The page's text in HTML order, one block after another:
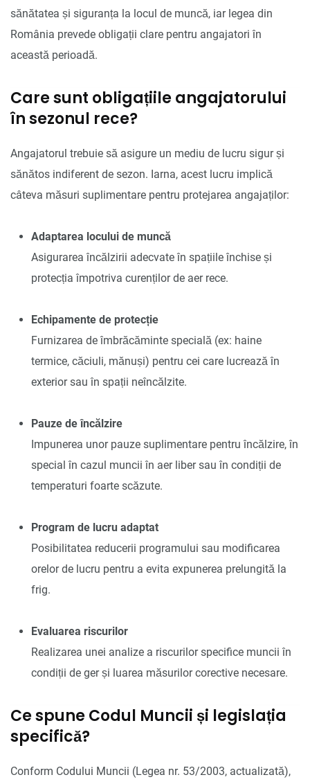
sănătatea și siguranța la locul de muncă, iar legea din
România prevede obligații clare pentru angajatori în
această perioadă.
Care sunt obligațiile angajatorului
în sezonul rece?
Angajatorul trebuie să asigure un mediu de lucru sigur și
sănătos indiferent de sezon. Iarna, acest lucru implică
câteva măsuri suplimentare pentru protejarea angajaților:
Adaptarea locului de muncă
Asigurarea încălzirii adecvate în spațiile închise și
protecția împotriva curenților de aer rece.
Echipamente de protecție
Furnizarea de îmbrăcăminte specială (ex: haine
termice, căciuli, mănuși) pentru cei care lucrează în
exterior sau în spații neîncălzite.
Pauze de încălzire
Impunerea unor pauze suplimentare pentru încălzire, în
special în cazul muncii în aer liber sau în condiții de
temperaturi foarte scăzute.
Program de lucru adaptat
Posibilitatea reducerii programului sau modificarea
orelor de lucru pentru a evita expunerea prelungită la
frig.
Evaluarea riscurilor
Realizarea unei analize a riscurilor specifice muncii în
condiții de ger și luarea măsurilor corective necesare.
Ce spune Codul Muncii și legislația
specifică?
Conform Codului Muncii (Legea nr. 53/2003, actualizată),